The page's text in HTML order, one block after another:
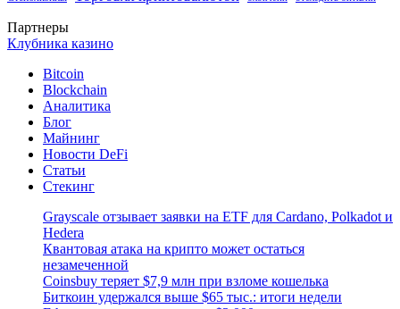
Партнеры
Клубника казино
Bitcoin
Blockchain
Аналитика
Блог
Майнинг
Новости DeFi
Статьи
Стекинг
Grayscale отзывает заявки на ETF для Cardano, Polkadot и
Hedera
Квантовая атака на крипто может остаться
незамеченной
Coinsbuy теряет $7,9 млн при взломе кошелька
Биткоин удержался выше $65 тыс.: итоги недели